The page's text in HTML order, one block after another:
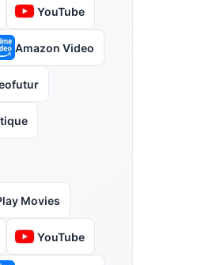
YouTube
Amazon Video
Movies
YouTube